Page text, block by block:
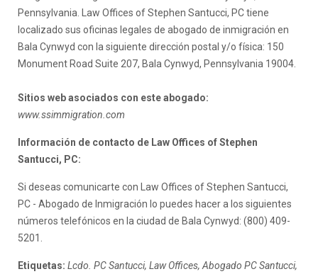
Pennsylvania. Law Offices of Stephen Santucci, PC tiene
localizado sus oficinas legales de abogado de inmigración en
Bala Cynwyd con la siguiente dirección postal y/o física: 150
Monument Road Suite 207, Bala Cynwyd, Pennsylvania 19004.
Sitios web asociados con este abogado:
www.ssimmigration.com
Información de contacto de Law Offices of Stephen
Santucci, PC:
Si deseas comunicarte con Law Offices of Stephen Santucci,
PC - Abogado de Inmigración lo puedes hacer a los siguientes
números telefónicos en la ciudad de Bala Cynwyd: (800) 409-
5201.
Etiquetas: Lcdo. PC Santucci, Law Offices, Abogado PC Santucci,